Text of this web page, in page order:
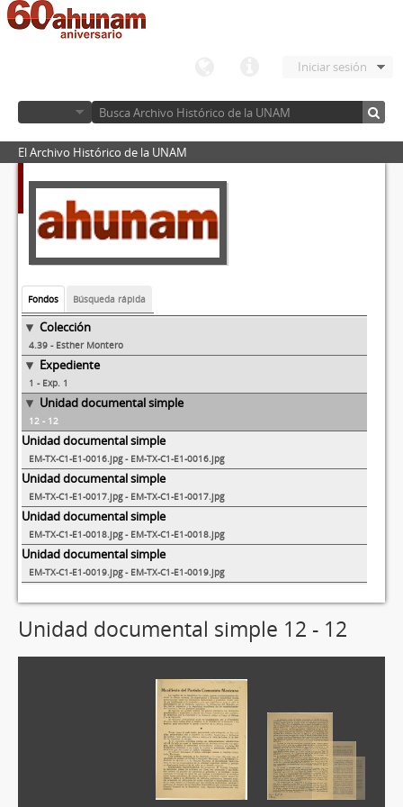
Iniciar sesión
El Archivo Histórico de la UNAM
Fondos Búsqueda rápida
Colección
4.39 - Esther Montero
Expediente
1 - Exp. 1
Unidad documental simple
12 - 12
Unidad documental simple
EM-TX-C1-E1-0016.jpg - EM-TX-C1-E1-0016.jpg
Unidad documental simple
EM-TX-C1-E1-0017.jpg - EM-TX-C1-E1-0017.jpg
Unidad documental simple
EM-TX-C1-E1-0018.jpg - EM-TX-C1-E1-0018.jpg
Unidad documental simple
EM-TX-C1-E1-0019.jpg - EM-TX-C1-E1-0019.jpg
Unidad documental simple 12 - 12